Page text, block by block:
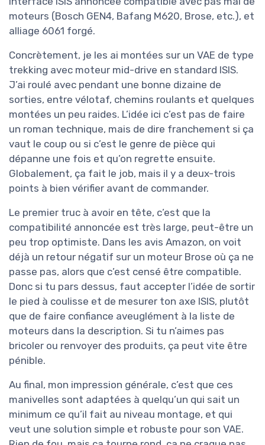
moteurs (Bosch GEN4, Bafang M620, Brose, etc.), et
alliage 6061 forgé.
Concrètement, je les ai montées sur un VAE de type
trekking avec moteur mid-drive en standard ISIS.
J’ai roulé avec pendant une bonne dizaine de
sorties, entre vélotaf, chemins roulants et quelques
montées un peu raides. L’idée ici c’est pas de faire
un roman technique, mais de dire franchement si ça
vaut le coup ou si c’est le genre de pièce qui
dépanne une fois et qu’on regrette ensuite.
Globalement, ça fait le job, mais il y a deux-trois
points à bien vérifier avant de commander.
Le premier truc à avoir en tête, c’est que la
compatibilité annoncée est très large, peut-être un
peu trop optimiste. Dans les avis Amazon, on voit
déjà un retour négatif sur un moteur Brose où ça ne
passe pas, alors que c’est censé être compatible.
Donc si tu pars dessus, faut accepter l’idée de sortir
le pied à coulisse et de mesurer ton axe ISIS, plutôt
que de faire confiance aveuglément à la liste de
moteurs dans la description. Si tu n’aimes pas
bricoler ou renvoyer des produits, ça peut vite être
pénible.
Au final, mon impression générale, c’est que ces
manivelles sont adaptées à quelqu’un qui sait un
minimum ce qu’il fait au niveau montage, et qui
veut une solution simple et robuste pour son VAE.